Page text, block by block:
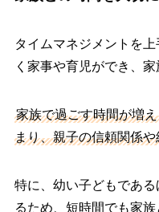
タイムマネジメントを
く家事や育児ができ、
家族で過ごす時間が増
まり、親子の信頼関係
特に、幼い子どもであ
るため、短時間でも家